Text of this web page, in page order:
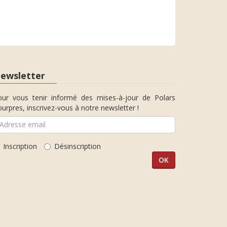
vous tenir informé des mises-à-jour de Polars
inscrivez-vous à notre newsletter !
Inscription Désinscription